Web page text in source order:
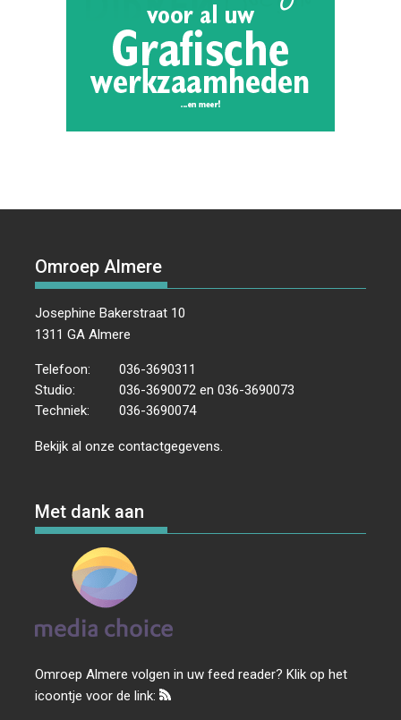
Omroep Almere
Josephine Bakerstraat 10
1311 GA Almere
Telefoon:
036-3690311
Studio:
036-3690072 en 036-3690073
Techniek:
036-3690074
Bekijk al onzecontactgegevens
Met dank aan
Omroep Almere volgen in uw feed reader? Klik op het
icoontje voor de link: